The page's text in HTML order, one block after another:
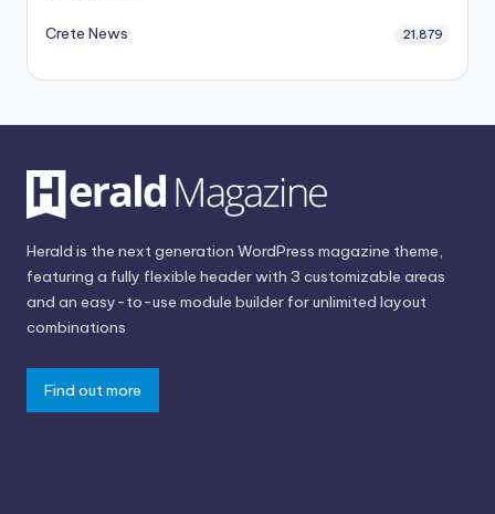
Crete News 21,879
Herald is the next generation WordPress magazine theme,
featuring a fully flexible header with 3 customizable areas
and an easy-to-use module builder for unlimited layout
combinations
Find out more